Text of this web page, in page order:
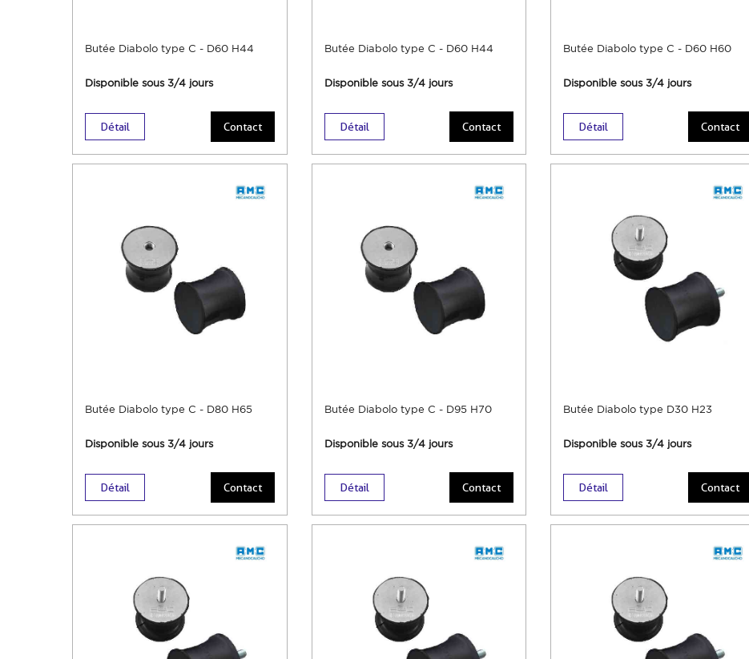
Butée Diabolo type C - D60 H44
Disponible sous 3/4 jours
Détail Contact
Butée Diabolo type C - D60 H44
Disponible sous 3/4 jours
Détail Contact
Butée Diabolo type C - D60 H60
Disponible sous 3/4 jours
Détail Contact
Butée Diabolo type C - D80 H65
Disponible sous 3/4 jours
Détail Contact
Butée Diabolo type C - D95 H70
Disponible sous 3/4 jours
Détail Contact
Butée Diabolo type D30 H23
Disponible sous 3/4 jours
Détail Contact